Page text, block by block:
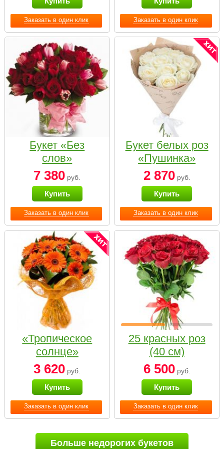
Заказать в один клик Заказать в один клик
Заказать в один клик
Букет «Без
слов»
7 380 руб.
Купить
Заказать в один клик
Букет белых роз
«Пушинка»
2 870руб.
Купить
Заказать в один клик
«Тропическое
солнце»
3 620 руб.
Купить
Заказать в один клик
25 красных роз
(40 см)
6 500руб.
Купить
Больше недорогих букетов